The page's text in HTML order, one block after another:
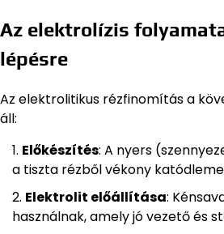
Az elektrolízis
lépésre
Az elektrolitikus rézfinomítás a
áll:
Előkészítés: A nyers
a tiszta rézből vékony
Elektrolit előállítása:
használnak, amely jó vezető és